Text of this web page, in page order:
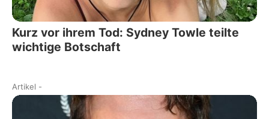
Kurz vor ihrem Tod: Sydney Towle teilte
wichtige Botschaft
Artikel -